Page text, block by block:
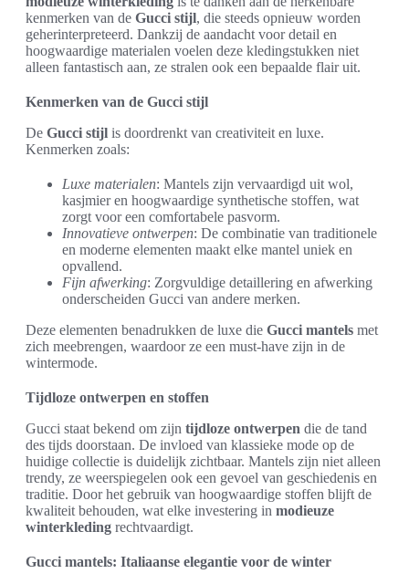
kenmerken van de Gucci stijl, die steeds opnieuw worden
geherinterpreteerd. Dankzij de aandacht voor detail en
hoogwaardige materialen voelen deze kledingstukken niet
alleen fantastisch aan, ze stralen ook een bepaalde flair uit.
Kenmerken van de Gucci stijl
De Gucci stijl is doordrenkt van creativiteit en luxe.
Kenmerken zoals:
Luxe materialen: Mantels zijn vervaardigd uit wol,
kasjmier en hoogwaardige synthetische stoffen, wat
zorgt voor een comfortabele pasvorm.
Innovatieve ontwerpen: De combinatie van traditionele
en moderne elementen maakt elke mantel uniek en
opvallend.
Fijn afwerking: Zorgvuldige detaillering en afwerking
onderscheiden Gucci van andere merken.
Deze elementen benadrukken de luxe die Gucci mantels met
zich meebrengen, waardoor ze een must-have zijn in de
wintermode.
Tijdloze ontwerpen en stoffen
Gucci staat bekend om zijn tijdloze ontwerpen die de tand
des tijds doorstaan. De invloed van klassieke mode op de
huidige collectie is duidelijk zichtbaar. Mantels zijn niet alleen
trendy, ze weerspiegelen ook een gevoel van geschiedenis en
traditie. Door het gebruik van hoogwaardige stoffen blijft de
kwaliteit behouden, wat elke investering in modieuze
winterkleding rechtvaardigt.
Gucci mantels: Italiaanse elegantie voor de winter